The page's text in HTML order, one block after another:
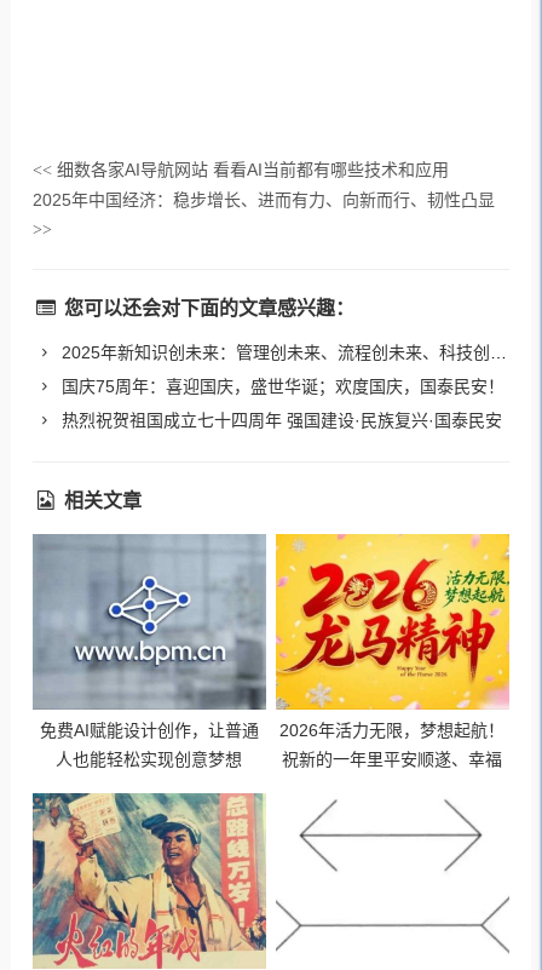
<<细数各家AI导航网站 看看AI当前都有哪些技术和应用
2025年中国经济：稳步增长、进而有力、向新而行、韧性凸显
>>
您可以还会对下面的文章感兴趣：
2025年新知识创未来：管理创未来、流程创未来、科技创未来！
国庆75周年：喜迎国庆，盛世华诞；欢度国庆，国泰民安！
热烈祝贺祖国成立七十四周年 强国建设·民族复兴·国泰民安
相关文章
免费AI赋能设计创作，让普通
人也能轻松实现创意梦想
2026年活力无限，梦想起航！
祝新的一年里平安顺遂、幸福